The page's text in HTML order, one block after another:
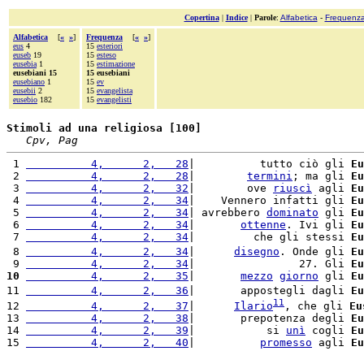
Copertina| Indice| Parole: Alfabetica -
Alfabetica [« »]
eus 4
euseb 19
eusebia 1
eusebiani 15
eusebiano 1
eusebii 2
eusebio 182
Frequenza [« »]
15 esteriori
15 esteso
15 estimazione
15 eusebiani
15 ev
15 evangelista
15 evangelisti
Stimoli ad una religiosa [100]
Cpv, Pag
1
          4,      2,   28
|          tutto ciò gli
2
          4,      2,   28
termini ; ma gli
3
          4,      2,   32
|        ove riuscì agli
4
          4,      2,   34
|    Vennero infatti gli
5
          4,      2,   34
| avrebbero dominato gli
6
          4,      2,   34
ottenne . Ivi gli
7
          4,      2,   34
|         che gli stessi
8
          4,      2,   34
disegno . Onde gli
9
          4,      2,   34
|                27. Gli
10
          4,      2,   35
mezzo giorno gli
11
          4,      2,   36
|       appostegli dagli
12
          4,      2,   37
Ilario11 , che gli
13
          4,      2,   38
|       prepotenza degli
14
          4,      2,   39
|           si unì cogli
15
          4,      2,   40
promesso agli